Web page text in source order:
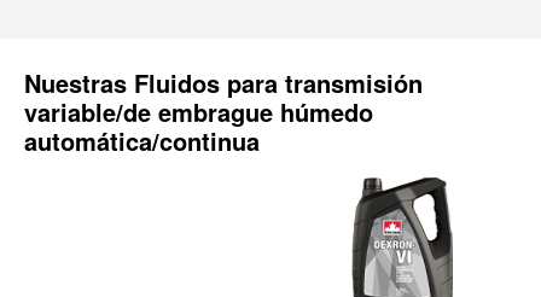
Nuestras Fluidos para transmisión
variable/de embrague húmedo
automática/continua